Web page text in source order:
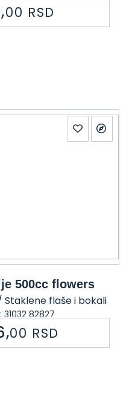
00 RSD
500cc flowers
flaše i bokali
31032 82827
00 RSD